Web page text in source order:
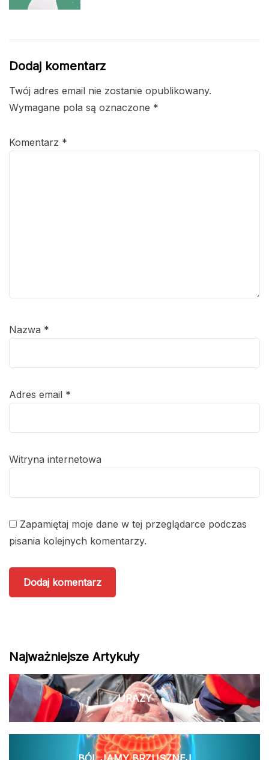
Dodaj komentarz
Twój adres email nie zostanie opublikowany.
Wymagane pola są oznaczone *
Komentarz *
Nazwa *
Adres email *
Witryna internetowa
Zapamiętaj moje dane w tej przeglądarce podczas
pisania kolejnych komentarzy.
Najważniejsze Artykuły
URAZY